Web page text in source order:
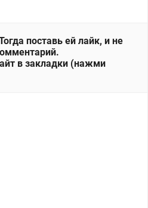
поставь ей лайк, и не
в закладки (нажми